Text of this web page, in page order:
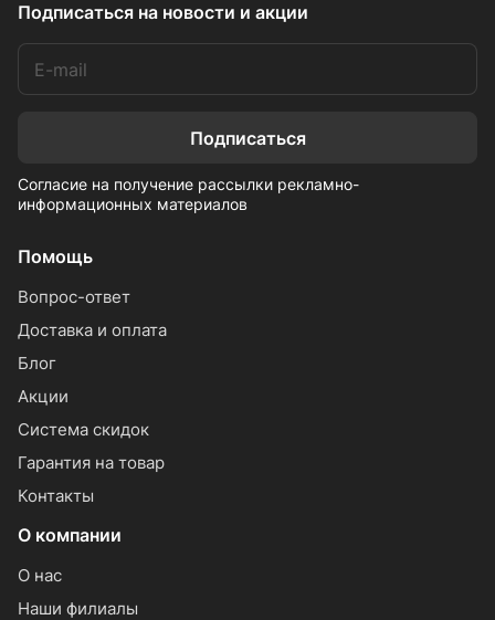
Подписаться на новости и акции
Подписаться
Согласие на получение рассылки рекламно-
информационных материалов
Помощь
Вопрос-ответ
Доставка и оплата
Блог
Акции
Система скидок
Гарантия на товар
Контакты
О компании
О нас
Наши филиалы